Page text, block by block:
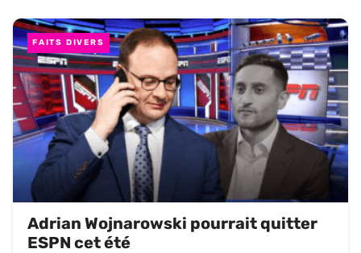
FAITS DIVERS
Adrian Wojnarowski pourrait quitter
ESPN cet été